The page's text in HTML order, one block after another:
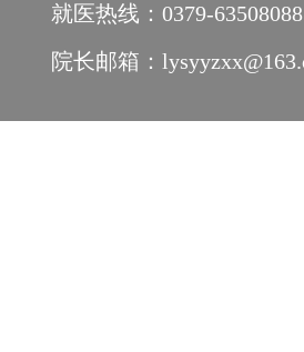
就医热线：0379-
院长邮箱：